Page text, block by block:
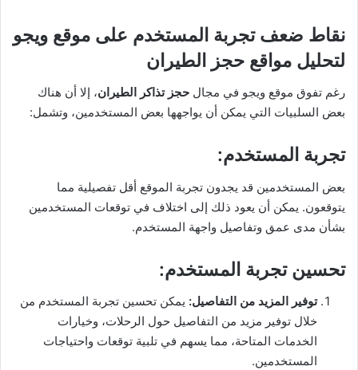
نقاط ضعف تجربة المستخدم على موقع ويجو
لتحليل مواقع حجز الطيران
رغم تفوق موقع ويجو في مجال حجز تذاكر الطيران، إلا أن هناك
بعض السلبيات التي يمكن أن يواجهها بعض المستخدمين، وتشمل:
تجربة المستخدم:
بعض المستخدمين قد يجدون تجربة الموقع أقل تفصيلية مما
يتوقعون. يمكن أن يعود ذلك إلى اختلاف في توقعات المستخدمين
بشأن مدى عمق وتفاصيل واجهة المستخدم.
تحسين تجربة المستخدم:
توفير المزيد من التفاصيل: يمكن تحسين تجربة المستخدم من
خلال توفير مزيد من التفاصيل حول الرحلات، وخيارات
الخدمات المتاحة، مما يسهم في تلبية توقعات واحتياجات
المستخدمين.